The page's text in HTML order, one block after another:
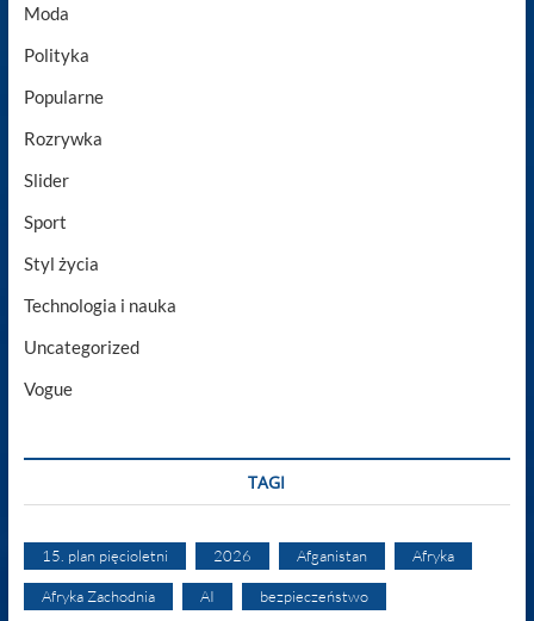
Moda
Polityka
Popularne
Rozrywka
Slider
Sport
Styl życia
Technologia i nauka
Uncategorized
Vogue
TAGI
15. plan pięcioletni 2026 Afganistan Afryka
Afryka Zachodnia AI bezpieczeństwo